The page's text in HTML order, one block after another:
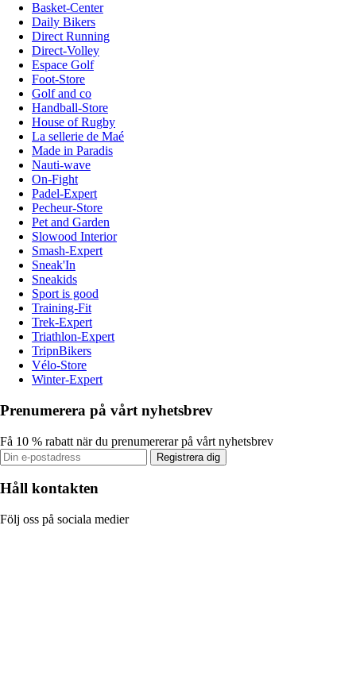
Basket-Center
Daily Bikers
Direct Running
Direct-Volley
Espace Golf
Foot-Store
Golf and co
Handball-Store
House of Rugby
La sellerie de Maé
Made in Paradis
Nauti-wave
On-Fight
Padel-Expert
Pecheur-Store
Pet and Garden
Slowood Interior
Smash-Expert
Sneak'In
Sneakids
Sport is good
Training-Fit
Trek-Expert
Triathlon-Expert
TripnBikers
Vélo-Store
Winter-Expert
Prenumerera på vårt nyhetsbrev
Få 10 % rabatt när du prenumererar på vårt nyhetsbrev
Registrera dig
Håll kontakten
Följ oss på sociala medier